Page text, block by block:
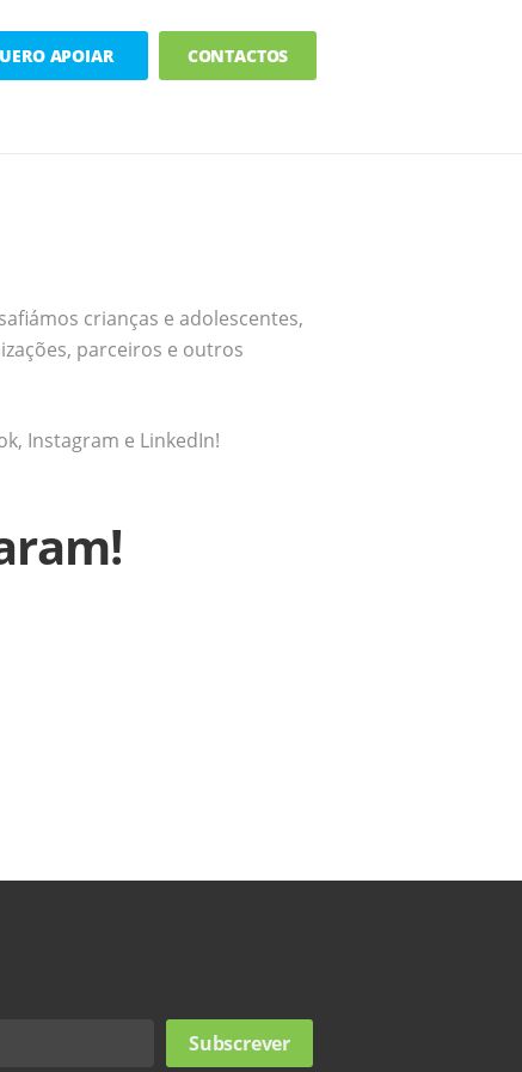
APOIAR CONTACTOS
crianças e adolescentes,
parceiros e outros
Instagram e LinkedIn!